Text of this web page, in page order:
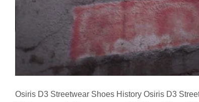
Osiris D3 Streetwear Shoes History Osiris D3